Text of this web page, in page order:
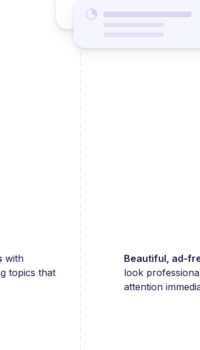
with
topics that
Beautiful, ad-
look
attention